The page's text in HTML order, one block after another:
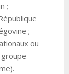
;
;
ou